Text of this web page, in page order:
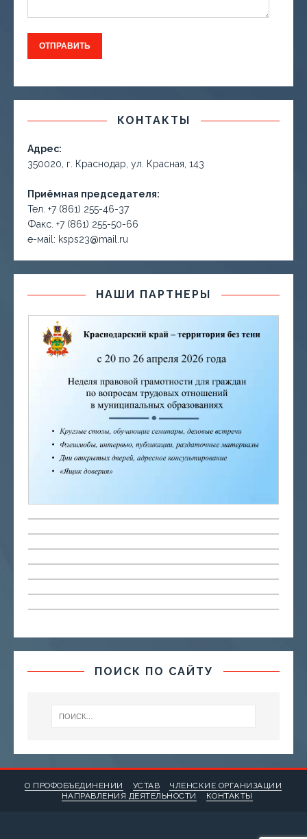
КОНТАКТЫ
Адрес:
350020, г. Краснодар, ул. Красная, 143
Приёмная председателя:
Тел. +7 (861) 255-46-37
Факс. +7 (861) 255-50-66
е-маil: ksps23@mail.ru
НАШИ ПАРТНЕРЫ
ПОИСК ПО САЙТУ
О ПРОФОБЪЕДИНЕНИИ УСТАВ
ЧЛЕНСКИЕ ОРГАНИЗАЦИИ
НАПРАВЛЕНИЯ ДЕЯТЕЛЬНОСТИ
КОНТАКТЫ